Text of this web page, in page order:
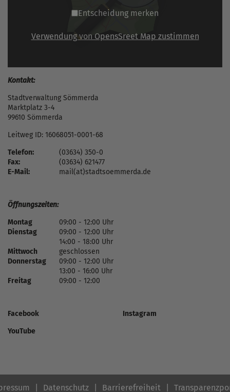
Entscheidung merken
Verwendung von OpensSreet Map zustimmen
Kontakt:
Stadtverwaltung Sömmerda
Marktplatz 3-4
99610 Sömmerda
Leitweg ID: 16068051-0001-68
Telefon:
(03634) 350-0
Fax:
(03634) 621477
E-Mail:
mail(at)stadtsoemmerda.de
Öffnungszeiten:
Montag
09:00 - 12:00 Uhr
Dienstag
09:00 - 12:00 Uhr
14:00 - 18:00 Uhr
Mittwoch
geschlossen
Donnerstag
09:00 - 12:00 Uhr
13:00 - 16:00 Uhr
Freitag
09:00 - 12:00
Facebook
Instagram
YouTube
Datenschutz Barrierefreiheit